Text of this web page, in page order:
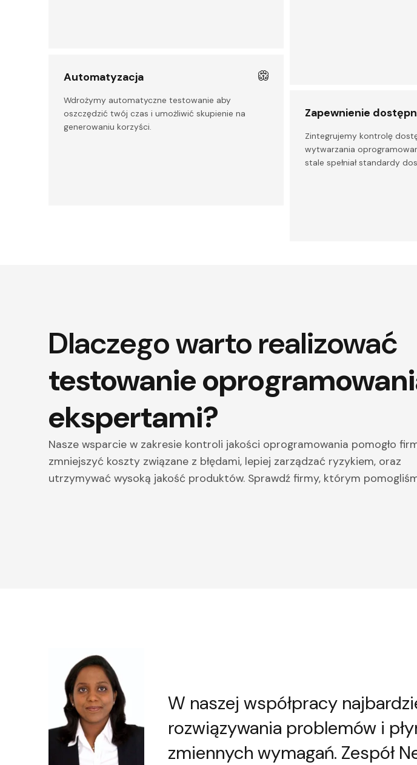
Automatyzacja
Wdrożymy automatyczne testowanie aby
oszczędzić twój czas i umożliwić skupienie na
generowaniu korzyści.
Zapewnienie
Zintegrujemy kontrolę
wytwarzania
stale spełniał standardy
Dlaczego warto realizować
testowanie
ekspertami?
Nasze wsparcie w zakresie kontroli jakości oprogramowania pomogło
zmniejszyć koszty związane z błędami, lepiej zarządzać ryzykiem, oraz
utrzymywać wysoką jakość produktów. Sprawdź firmy, którym
W naszej współpracy
rozwiązywania problemów i
zmiennych wymagań. Zespół